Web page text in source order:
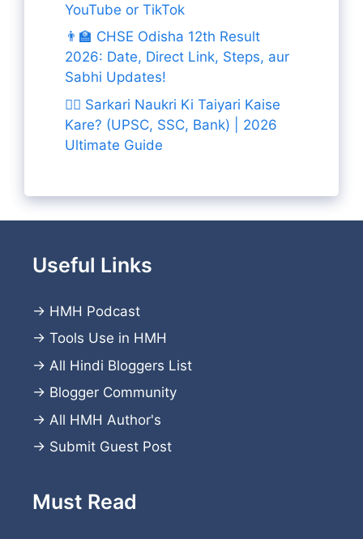
YouTube or TikTok
👨‍🏫 CHSE Odisha 12th Result
2026: Date, Direct Link, Steps, aur
Sabhi Updates!
👨‍✈️ Sarkari Naukri Ki Taiyari Kaise
Kare? (UPSC, SSC, Bank) | 2026
Ultimate Guide
Useful Links
→ HMH Podcast
→ Tools Use in HMH
→ All Hindi Bloggers List
→ Blogger Community
→ All HMH Author's
→ Submit Guest Post
Must Read